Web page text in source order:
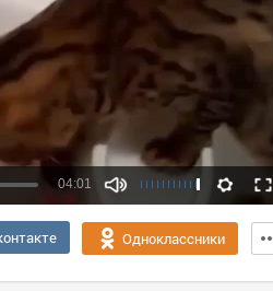
Качество:
360p
720p
04:01
Одноклассники